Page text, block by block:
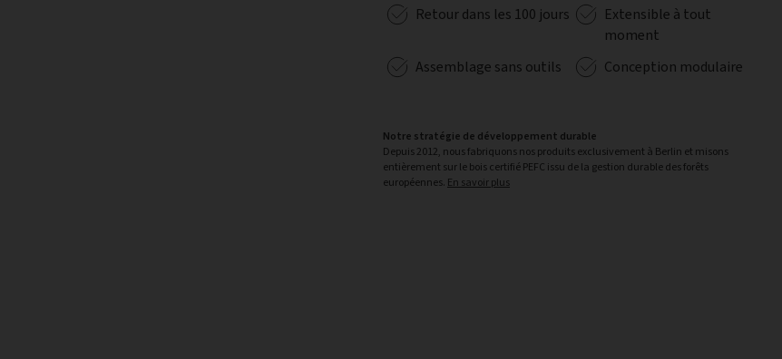
Retour dans les 100 jours
Extensible à tout
moment
Assemblage sans outils
Conception modulaire
Notre stratégie de développement durable
Depuis 2012, nous fabriquons nos produits exclusivement à Berlin et misons
entièrement sur le bois certifié PEFC issu de la gestion durable des forêts
européennes. En savoir plus